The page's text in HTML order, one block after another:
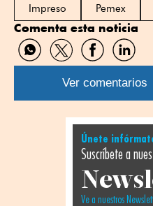
Impreso Pemex
Comenta esta noticia
Compartir
por
WhatsApp
Compartir
por
Twitter
Compartir
por
Facebook
por
Ver comentarios
Únete
Suscríbete a
Ve a nuestros